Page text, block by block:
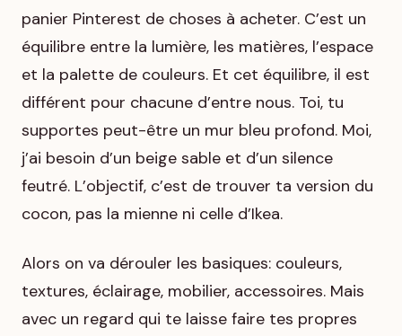
panier Pinterest de choses à acheter. C’est un
équilibre entre la lumière, les matières, l’espace
et la palette de couleurs. Et cet équilibre, il est
différent pour chacune d’entre nous. Toi, tu
supportes peut-être un mur bleu profond. Moi,
j’ai besoin d’un beige sable et d’un silence
feutré. L’objectif, c’est de trouver ta version du
cocon, pas la mienne ni celle d’Ikea.
Alors on va dérouler les basiques: couleurs,
textures, éclairage, mobilier, accessoires. Mais
avec un regard qui te laisse faire tes propres